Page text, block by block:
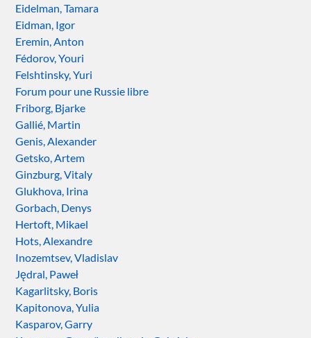
Eidelman, Tamara
Eidman, Igor
Eremin, Anton
Fédorov, Youri
Felshtinsky, Yuri
Forum pour une Russie libre
Friborg, Bjarke
Gallié, Martin
Genis, Alexander
Getsko, Artem
Ginzburg, Vitaly
Glukhova, Irina
Gorbach, Denys
Hertoft, Mikael
Hots, Alexandre
Inozemtsev, Vladislav
Jędral, Paweł
Kagarlitsky, Boris
Kapitonova, Yulia
Kasparov, Garry